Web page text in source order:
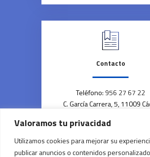
Valoramos tu privacidad
Utilizamos cookies para mejorar su
publicar anuncios o contenidos
Contacto
Teléfono: 956 27 67 22
C. García Carrera, 5, 11009
Copyright © | 2023 | Farmacia Maria